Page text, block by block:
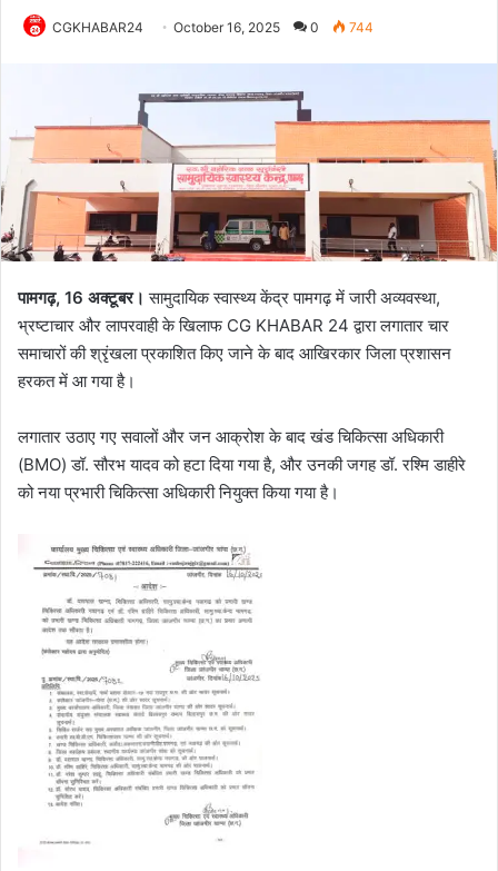
CGKHABAR24 October 16, 2025 0 744
पामगढ़, 16 अक्टूबर।सामुदायिक स्वास्थ्य केंद्र पामगढ़ में जारी अव्यवस्था,
भ्रष्टाचार और लापरवाही के खिलाफ CG KHABAR 24 द्वारा लगातार चार
समाचारों की श्रृंखला प्रकाशित किए जाने के बाद आखिरकार जिला प्रशासन
हरकत में आ गया है।
लगातार उठाए गए सवालों और जन आक्रोश के बाद खंड चिकित्सा अधिकारी
(BMO) डॉ. सौरभ यादव को हटा दिया गया है, और उनकी जगह डॉ. रश्मि डाहीरे
को नया प्रभारी चिकित्सा अधिकारी नियुक्त किया गया है।